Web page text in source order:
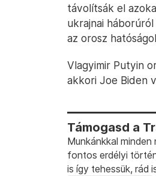
távolítsák el
ukrajnai
az orosz
Vlagyimir Putyin
akkori Joe Biden
Támogasd a
Munkánkkal
fontos erdélyi
is így tehessük, rád